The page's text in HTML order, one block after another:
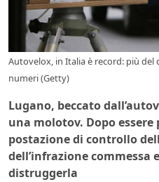
Autovelox, in Italia è record: più del
numeri (Getty)
Lugano, beccato
una molotov. Dopo
postazione di controllo
dell’infrazione
distruggerla